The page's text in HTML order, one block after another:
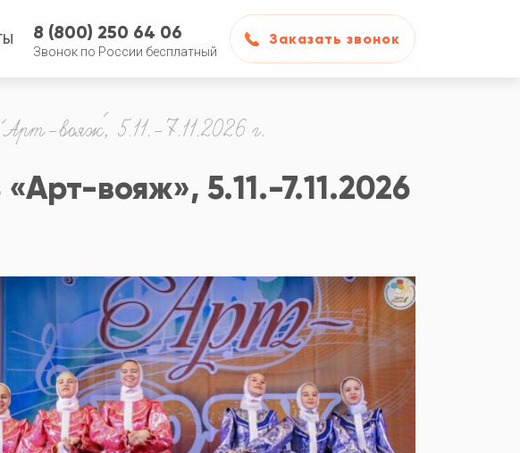
8 (800) 250 64 06
Звонок по России бесплатный
Заказать звонок
вояж», 5.11.-7.11.2026